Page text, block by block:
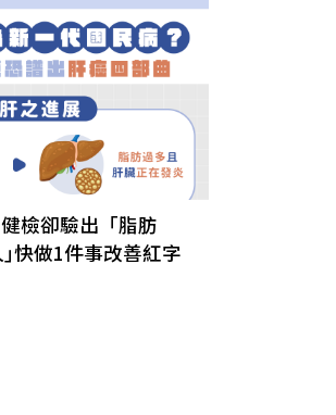
檢卻驗出「脂肪
快做1件事改善紅字